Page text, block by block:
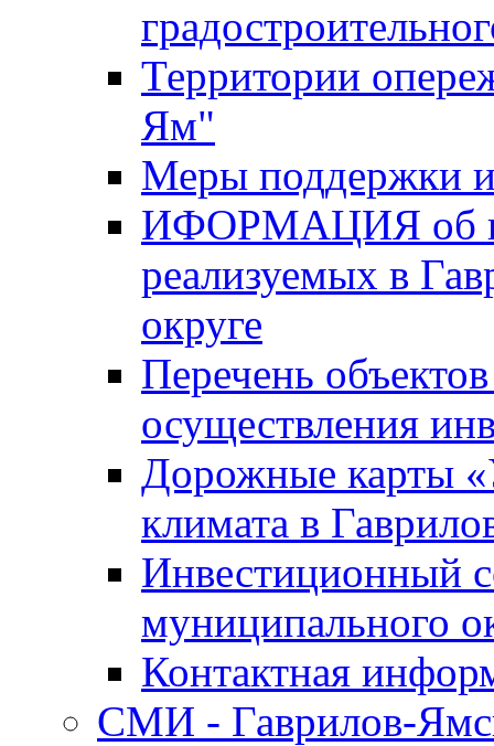
Территории
Ям"
Меры поддержки
ИФОРМАЦИЯ об
реализуемых в
округе
Перечень
осуществления
Дорожные карты
климата в
Инвестиционный
муниципального
Контактная
СМИ - Гаврилов-